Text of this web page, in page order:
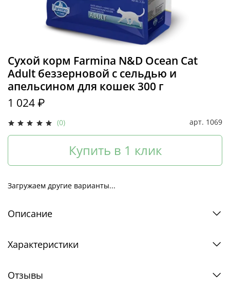
(0) арт. 1069
Сухой корм Farmina N&D Ocean Cat
Adult беззерновой с сельдью и
апельсином для кошек 300 г
1 024 ₽
Купить в 1 клик
Загружаем другие варианты...
Описание
Характеристики
Отзывы